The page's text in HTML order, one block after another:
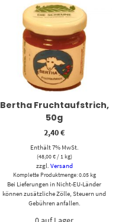
Bertha Fruchtaufstrich,
50g
2,40€
Enthält 7% MwSt.
(48,00€/ 1 kg)
zzgl. Versand
Komplette Produktmenge: 0.05 kg
Bei Lieferungen in Nicht-EU-Länder
können zusätzliche Zölle, Steuern und
Gebühren anfallen.